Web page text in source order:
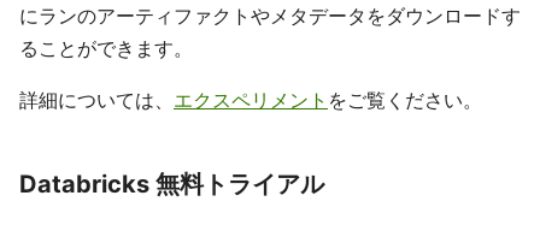
にランのアーティファクトやメタデータをダウンロードす
ることができます。
詳細については、 エクスペリメント をご覧ください。
Databricks 無料トライアル